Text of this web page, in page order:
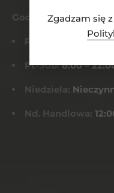
Zgadzam się z
Godziny otwarcia
Pn-Czw: 8:00 –
Pt-Sob:8:00 –
Niedziela:
Nd. Handlowa: